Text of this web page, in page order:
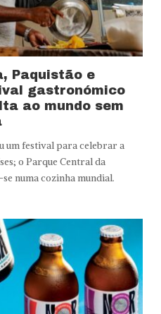
Paquistão e
gastronómico
ao mundo sem
um festival para celebrar a
o Parque Central da
numa cozinha mundial.